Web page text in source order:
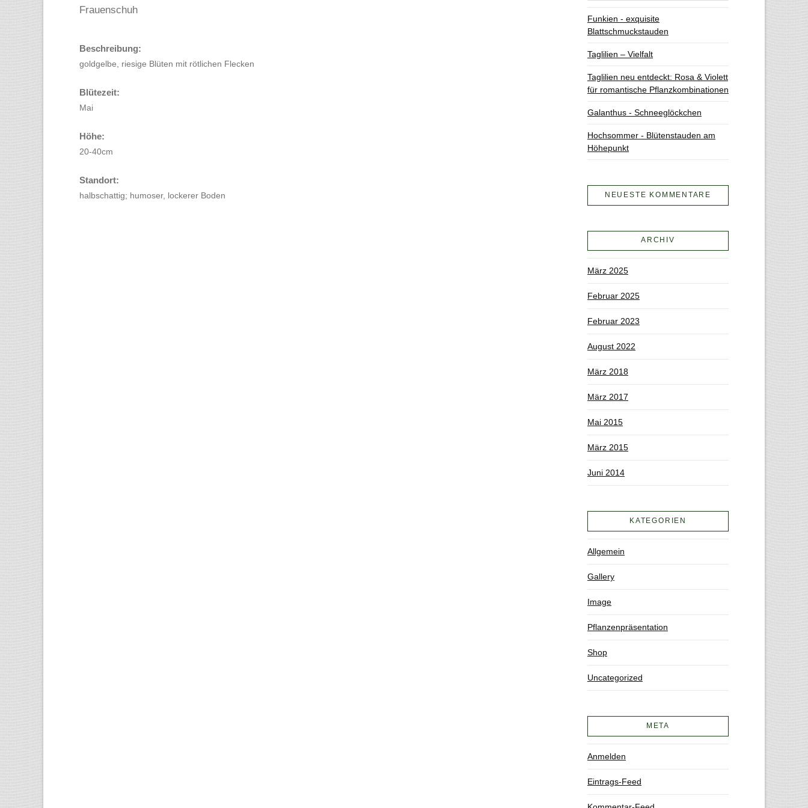
Frauenschuh
Beschreibung:
goldgelbe, riesige Blüten mit rötlichen Flecken
Blütezeit:
Mai
Höhe:
20-40cm
Standort:
halbschattig; humoser, lockerer Boden
Funkien - exquisite
Blattschmuckstauden
Taglilien – Vielfalt
Taglilien neu entdeckt: Rosa & Violett
für romantische Pflanzkombinationen
Galanthus - Schneeglöckchen
Hochsommer - Blütenstauden am
Höhepunkt
NEUESTE KOMMENTARE
ARCHIV
März 2025
Februar 2025
Februar 2023
August 2022
März 2018
März 2017
Mai 2015
März 2015
Juni 2014
KATEGORIEN
Allgemein
Gallery
Image
Pflanzenpräsentation
Shop
Uncategorized
META
Anmelden
Eintrags-Feed